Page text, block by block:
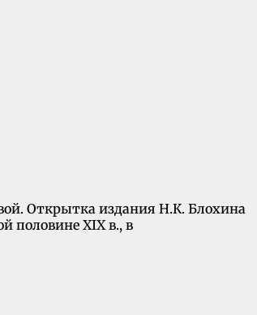
Открытка издания Н.К. Блохина
половине XIX в., в